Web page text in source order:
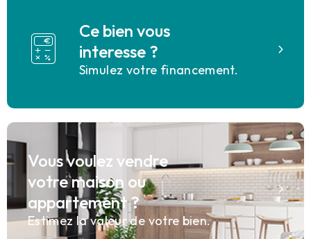
Ce bien vous
interesse ?
Simulez votre financement.
Vous voulez vendre
votre maison ou
appartement ?
Estimez la valeur de votre bien.